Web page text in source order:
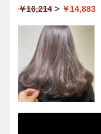
￥16,214 > ￥14,883